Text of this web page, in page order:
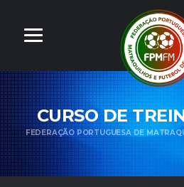
CURSO DE
FEDERAÇÃO PORTUGUESA DE